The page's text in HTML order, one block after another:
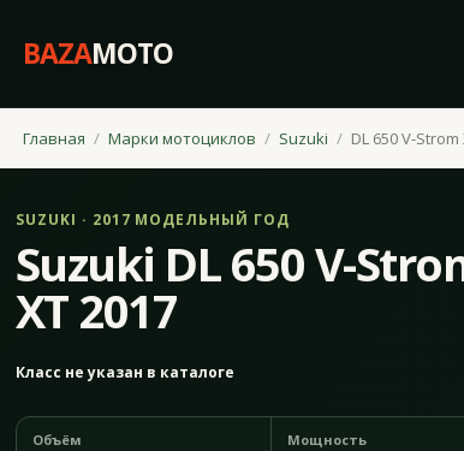
BAZAMOTO
Главная Марки мотоциклов Suzuki DL 650 V-Strom
SUZUKI · 2017 МОДЕЛЬНЫЙ ГОД
Suzuki DL 650 V-
XT 2017
Класс не указан в каталоге
Объём Мощность